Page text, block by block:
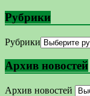
Рубрики
Рубрики
Архив новостей
Архив новостей